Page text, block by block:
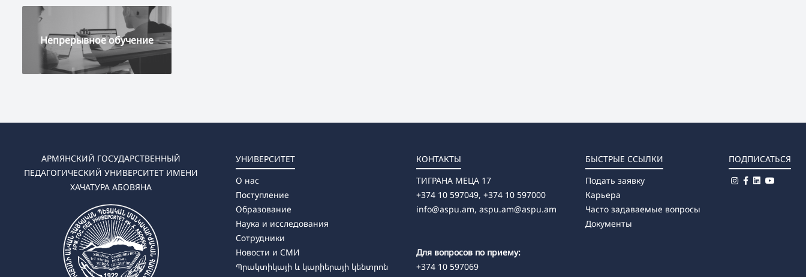
Непрерывное обучение
АРМЯНСКИЙ ГОСУДАРСТВЕННЫЙ
ПЕДАГОГИЧЕСКИЙ УНИВЕРСИТЕТ ИМЕНИ
ХАЧАТУРА АБОВЯНА
УНИВЕРСИТЕТ
О нас
Поступление
Образование
Наука и исследования
Сотрудники
Новости и СМИ
Պրակտիկայի և կարիերայի կենտրոն
КОНТАКТЫ
ТИГРАНА МЕЦА 17
+374 10 597049, +374 10 597000
info@aspu.am, aspu.am@aspu.am
Для вопросов по приему:
+374 10 597069
БЫСТРЫЕ ССЫЛКИ
Подать заявку
Карьера
Часто задаваемые вопросы
Документы
ПОДПИСАТЬСЯ